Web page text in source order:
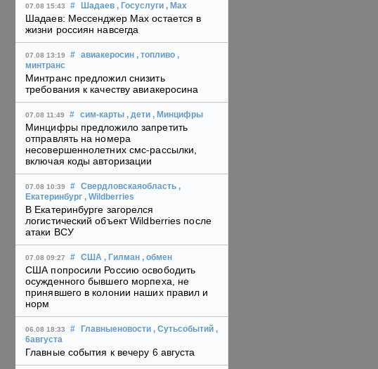
07.08 15:43 # Шадаев , Госуслуги , Max
Шадаев: Мессенджер Max остается в
жизни россиян навсегда
07.08 13:19 # авиакеросин , топливо ,
минтранс
Минтранс предложил снизить
требования к качеству авиакеросина
07.08 11:49 # сим-карты , дети , Минцифры
Минцифры предложило запретить
отправлять на номера
несовершеннолетних смс-рассылки,
включая коды авторизации
07.08 10:39 # Свердловскаяобласть ,
Екатеринбург , Wildberries
В Екатеринбурге загорелся
логистический объект Wildberries после
атаки ВСУ
07.08 09:27 # США , Гилман , обмен
США попросили Россию освободить
осужденного бывшего морпеха, не
принявшего в колонии наших правил и
норм
06.08 18:33 # Главныеновости , Сутьсобытий ,
6августа
Главные события к вечеру 6 августа